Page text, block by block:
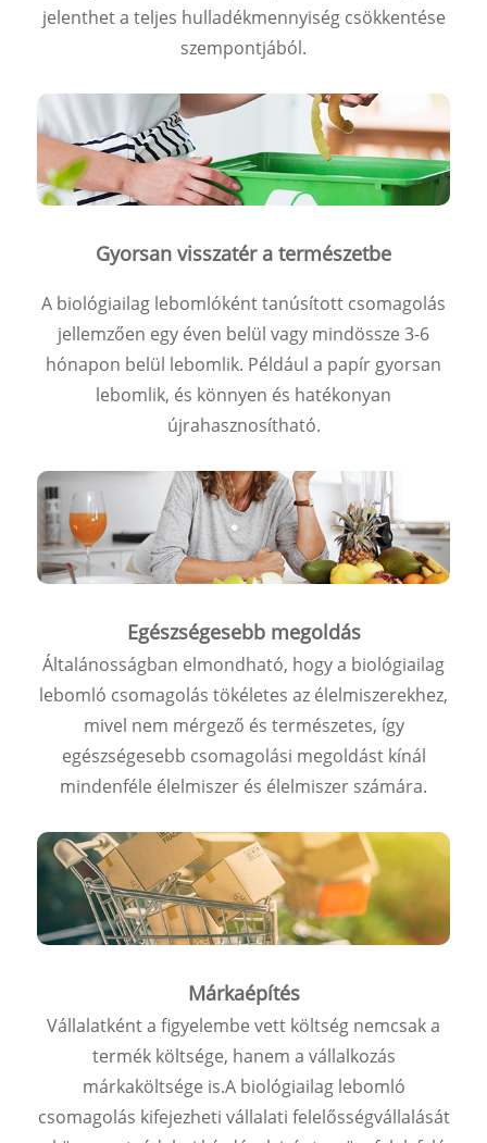
jelenthet a teljes hulladékmennyiség csökkentése
szempontjából.
Gyorsan visszatér a természetbe
A biológiailag lebomlóként tanúsított csomagolás
jellemzően egy éven belül vagy mindössze 3-6
hónapon belül lebomlik. Például a papír gyorsan
lebomlik, és könnyen és hatékonyan
újrahasznosítható.
Egészségesebb megoldás
Általánosságban elmondható, hogy a biológiailag
lebomló csomagolás tökéletes az élelmiszerekhez,
mivel nem mérgező és természetes, így
egészségesebb csomagolási megoldást kínál
mindenféle élelmiszer és élelmiszer számára.
Márkaépítés
Vállalatként a figyelembe vett költség nemcsak a
termék költsége, hanem a vállalkozás
márkaköltsége is.A biológiailag lebomló
csomagolás kifejezheti vállalati felelősségvállalását